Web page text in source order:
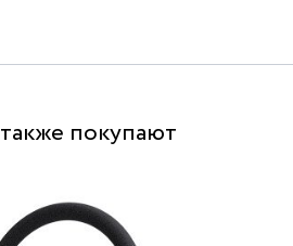
покупают